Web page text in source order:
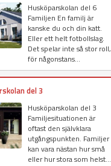
Husköparskolan del 6
Familjen En familj är
kanske du och din katt.
Eller ett helt fotbollslag.
Det spelar inte så stor roll,
för någonstans...
del 3
Husköparskolan del 3
Familjesituationen är
oftast den självklara
utgångspunkten. Familjer
kan vara nästan hur små
eller hur stora som helst...